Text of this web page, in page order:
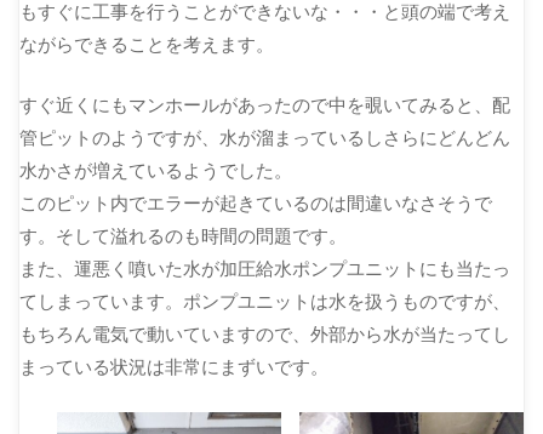
もすぐに工事を行うことができないな・・・と頭の端で考え
ながらできることを考えます。
すぐ近くにもマンホールがあったので中を覗いてみると、配
管ピットのようですが、水が溜まっているしさらにどんどん
水かさが増えているようでした。
このピット内でエラーが起きているのは間違いなさそうで
す。そして溢れるのも時間の問題です。
また、運悪く噴いた水が加圧給水ポンプユニットにも当たっ
てしまっています。ポンプユニットは水を扱うものですが、
もちろん電気で動いていますので、外部から水が当たってし
まっている状況は非常にまずいです。